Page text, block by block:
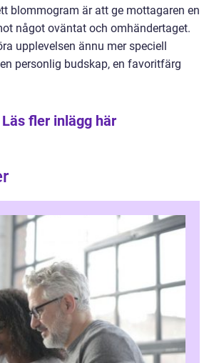
blommogram är att ge mottagaren en
något oväntat och omhändertaget.
upplevelsen ännu mer speciell
personlig budskap, en favoritfärg
Läs fler inlägg här